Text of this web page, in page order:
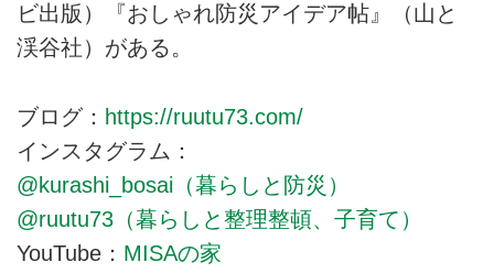
ビ出版）『おしゃれ防災アイデア帖』（山と
渓谷社）がある。
ブログ： https://ruutu73.com/
インスタグラム：
@kurashi_bosai（暮らしと防災）
@ruutu73（暮らしと整理整頓、子育て）
YouTube： MISAの家